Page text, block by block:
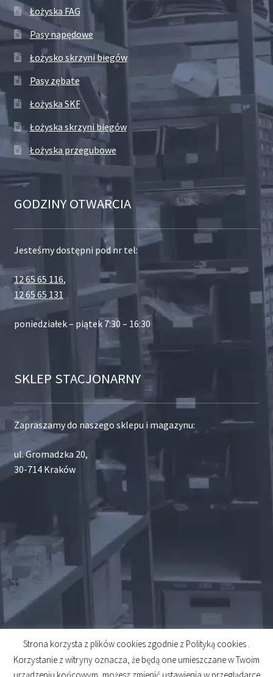
Łożyska FAG
Pasy napędowe
Łożysko skrzyni biegów
Pasy zębate
Łożyska SKF
Łożyska skrzyni biegów
Łożyska przegubowe
GODZINY OTWARCIA
Jesteśmy dostępni pod nr tel:
12 65 65 116,
12 65 65 131
poniedziałek – piątek 7:30 – 16:30
SKLEP STACJONARNY
Zapraszamy do naszego sklepu i magazynu:
ul. Gromadzka 20,
30-714 Kraków
© 2026
Created byMidero
Strona korzysta z plików cookies zgodnie z Polityką cookies .
Korzystanie z witryny oznacza, że będą one umieszczane w Twoim